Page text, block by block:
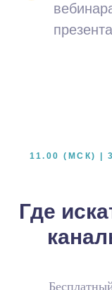
11.00 (МСК) |
Где